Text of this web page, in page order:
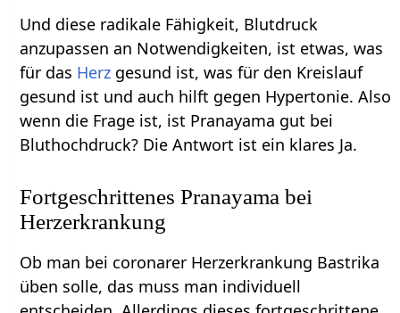
Und diese radikale Fähigkeit, Blutdruck
anzupassen an Notwendigkeiten, ist etwas, was
für das Herz gesund ist, was für den Kreislauf
gesund ist und auch hilft gegen Hypertonie. Also
wenn die Frage ist, ist Pranayama gut bei
Bluthochdruck? Die Antwort ist ein klares Ja.
Fortgeschrittenes Pranayama bei
Herzerkrankung
Ob man bei coronarer Herzerkrankung Bastrika
üben solle, das muss man individuell